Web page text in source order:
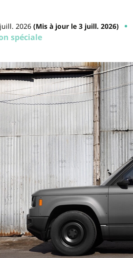
2026(Mis à jour le 3 juill. 2026)
spéciale